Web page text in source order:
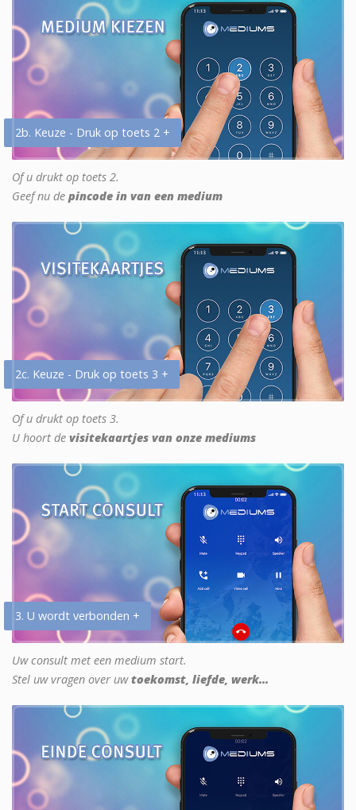
2b. Keuze - Druk op toets 2 +
Of u drukt op toets 2.
Geef nu de pincode in van een medium
2c. Keuze - Druk op toets 3 +
Of u drukt op toets 3.
U hoort de visitekaartjes van onze mediums
3. U wordt verbonden +
Uw consult met een medium start.
Stel uw vragen over uwtoekomst, liefde, werk...